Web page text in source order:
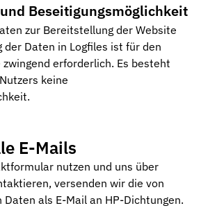
Beseitigungsmöglichkeit
zur Bereitstellung der Website
der Daten in Logfiles ist für den
erforderlich. Es besteht
keine
E-Mails
nutzen und uns über
versenden wir die von
als E-Mail an HP-Dichtungen.